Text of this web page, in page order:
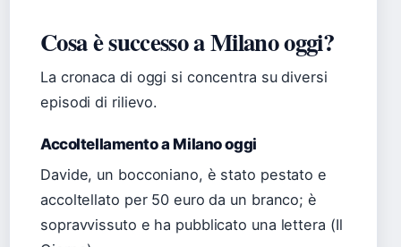
Cosa è successo a Milano oggi?
La cronaca di oggi si concentra su diversi
episodi di rilievo.
Accoltellamento a Milano oggi
Davide, un bocconiano, è stato pestato e
accoltellato per 50 euro da un branco; è
sopravvissuto e ha pubblicato una lettera (Il